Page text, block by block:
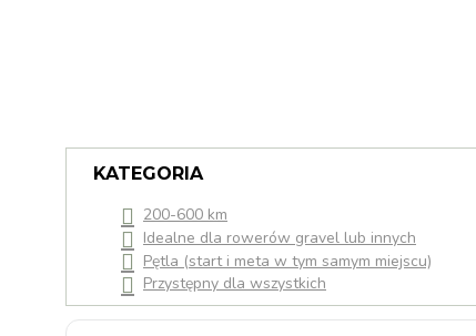
KATEGORIA
200-600 km
Idealne dla rowerów gravel lub innych
Pętla (start i meta w tym samym miejscu)
Przystępny dla wszystkich